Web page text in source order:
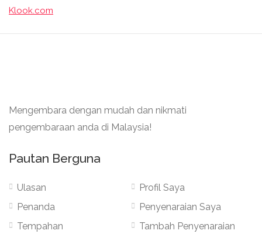
Klook.com
Mengembara dengan mudah dan nikmati
pengembaraan anda di Malaysia!
Pautan Berguna
Ulasan
Penanda
Tempahan
Profil Saya
Penyenaraian Saya
Tambah Penyenaraian